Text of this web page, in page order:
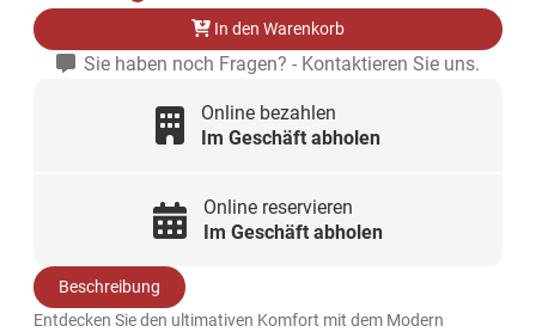
In den Warenkorb
Sie haben noch Fragen? - Kontaktieren Sie uns.
Online bezahlen
Im Geschäft abholen
Online reservieren
Im Geschäft abholen
Beschreibung
Entdecken Sie den ultimativen Komfort mit dem Modern